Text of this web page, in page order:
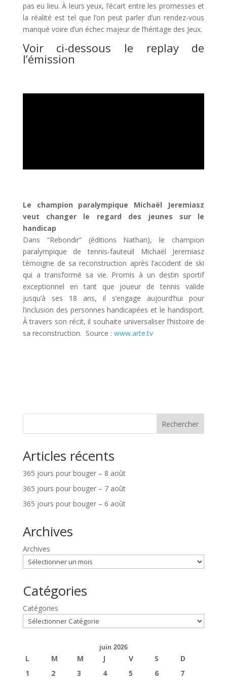
pas eu lieu. À leurs yeux, l’écart entre les promesses et
la réalité est tel que l’on peut parler d’un rendez-vous
manqué voire d’un échec majeur de l’héritage des Jeux.
Voir ci-dessous le replay de
l’émission
Le champion paralympique Michaël Jeremiasz
veut changer le regard des jeunes sur le
handicap
Dans “Rebondir” (éditions Nathan), le champion
paralympique de tennis-fauteuil Michaël Jeremiasz
témoigne de sa reconstruction après l’accident de ski
qui a transformé sa vie. Promis à un destin sportif
exceptionnel en tant que joueur de tennis valide
jusqu’à ses 18 ans, il s’engage aujourd’hui pour
l’inclusion des personnes handicapées et le handisport.
À travers son récit, il souhaite universaliser l’histoire de
sa reconstruction. Source : www.arte.tv
Rechercher
Articles récents
365 jours pour bouger – 8 août
365 jours pour bouger – 7 août
365 jours pour bouger – 6 août
Archives
Archives
Catégories
Catégories
juin 2026
L M M J V S
D
1
2 3 4 5 6
7